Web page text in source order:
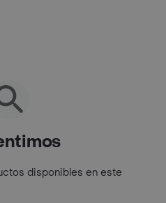
disponibles en este